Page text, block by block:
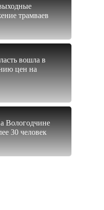
трамваев
вошла в
цен на
Вологодчине
30 человек